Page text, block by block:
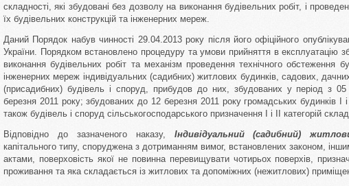
складності, які збудовані без дозволу на виконання будівельних робіт, і
їх будівельних конструкцій та інженерних мереж.
Даний Порядок набув чинності 29.04.2013 року після його офіційного
України. Порядком встановлено процедуру та умови прийняття в експлуатацію
виконання будівельних робіт та механізм проведення технічного обстеження
інженерних мереж індивідуальних (садибних) житлових будинків, садових,
(присадибних) будівель і споруд, прибудов до них, збудованих у період з
березня 2011 року; збудованих до 12 березня 2011 року громадських будинків I і
також будівель і споруд сільськогосподарського призначення I і II категорій
Відповідно до зазначеного наказу, Індивідуальний (садибний)
капітального типу, споруджена з дотриманням вимог, встановлених законом,
актами, поверховість якої не повинна перевищувати чотирьох поверхів,
проживання та яка складається із житлових та допоміжних (нежитлових)